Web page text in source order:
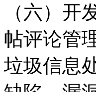
（六）
帖评论管
垃圾信息